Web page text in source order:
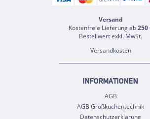
Versand
Kostenfreie Lieferung ab250
Bestellwert exkl. MwSt.
Versandkosten
INFORMATIONEN
AGB
AGB Großküchentechnik
Datenschutzerklärung